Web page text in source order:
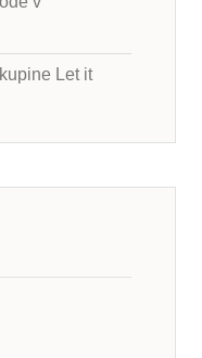
Let it